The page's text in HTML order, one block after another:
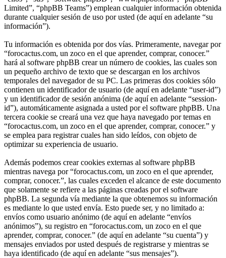
Limited”, “phpBB Teams”) emplean cualquier información obtenida
durante cualquier sesión de uso por usted (de aquí en adelante “su
información”).
Tu información es obtenida por dos vías. Primeramente, navegar por
“forocactus.com, un zoco en el que aprender, comprar, conocer.”
hará al software phpBB crear un número de cookies, las cuales son
un pequeño archivo de texto que se descargan en los archivos
temporales del navegador de su PC. Las primeras dos cookies sólo
contienen un identificador de usuario (de aquí en adelante “user-id”)
y un identificador de sesión anónima (de aquí en adelante “session-
id”), automáticamente asignada a usted por el software phpBB. Una
tercera cookie se creará una vez que haya navegado por temas en
“forocactus.com, un zoco en el que aprender, comprar, conocer.” y
se emplea para registrar cuales han sido leídos, con objeto de
optimizar su experiencia de usuario.
Además podemos crear cookies externas al software phpBB
mientras navega por “forocactus.com, un zoco en el que aprender,
comprar, conocer.”, las cuales exceden el alcance de este documento
que solamente se refiere a las páginas creadas por el software
phpBB. La segunda vía mediante la que obtenemos su información
es mediante lo que usted envía. Esto puede ser, y no limitado a:
envíos como usuario anónimo (de aquí en adelante “envíos
anónimos”), su registro en “forocactus.com, un zoco en el que
aprender, comprar, conocer.” (de aquí en adelante “su cuenta”) y
mensajes enviados por usted después de registrarse y mientras se
haya identificado (de aquí en adelante “sus mensajes”).